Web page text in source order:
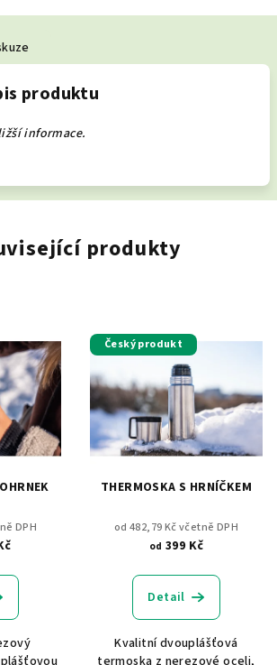
produktu
informace.
produkty
DPH
Český produkt
THERMOSKA S HRNÍČKEM
od 482,79 Kč včetně DPH
od 399 Kč
Detail
Kvalitní dvouplášťová